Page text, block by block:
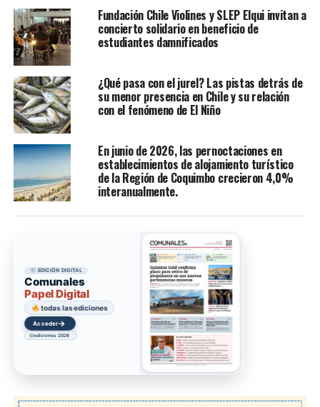
Fundación Chile Violines y SLEP Elqui invitan a
concierto solidario en beneficio de
estudiantes damnificados
¿Qué pasa con el jurel? Las pistas detrás de
su menor presencia en Chile y su relación
con el fenómeno de El Niño
En junio de 2026, las pernoctaciones en
establecimientos de alojamiento turístico
de la Región de Coquimbo crecieron 4,0%
interanualmente.
EDICIÓN DIGITAL
Comunales
Papel Digital
todas las ediciones
Acceder→
ediciones 2026